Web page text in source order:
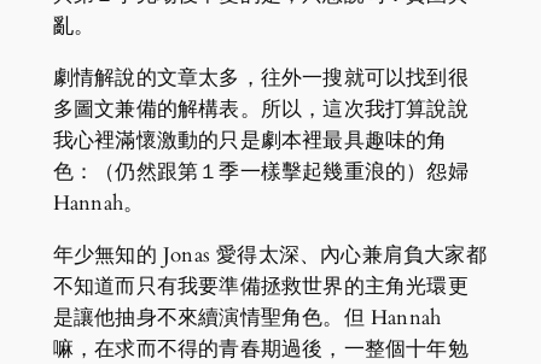
亂。
劇情解說的文章太多，往外一搜就可以找到很
多圖文兼備的解構表。所以，這次我打算說說
我心裡滿懷激動的只是劇本裡最具趣味的角
色：（仍然跟第１季一樣擊起幾重浪的）怨婦
Hannah。
年少無知的 Jonas 愛得太深、內心兼肩負大家都
不知道而只有我要準備拯救世界的主角光環更
是讓他抽身不來續演情聖角色。但 Hannah
嘛，在求而不得的青春期過後，一整個十年勉